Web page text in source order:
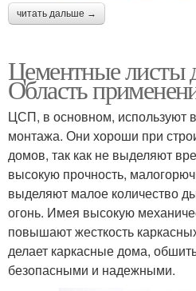
читать дальше →
Цементные листы
Область
ЦСП, в основном, используют в
монтажа. Они хороши при
домов, так как не выделяют
высокую прочность,
выделяют малое количество
огонь. Имея высокую
повышают жесткость
делает каркасные дома,
безопасными и надежными.